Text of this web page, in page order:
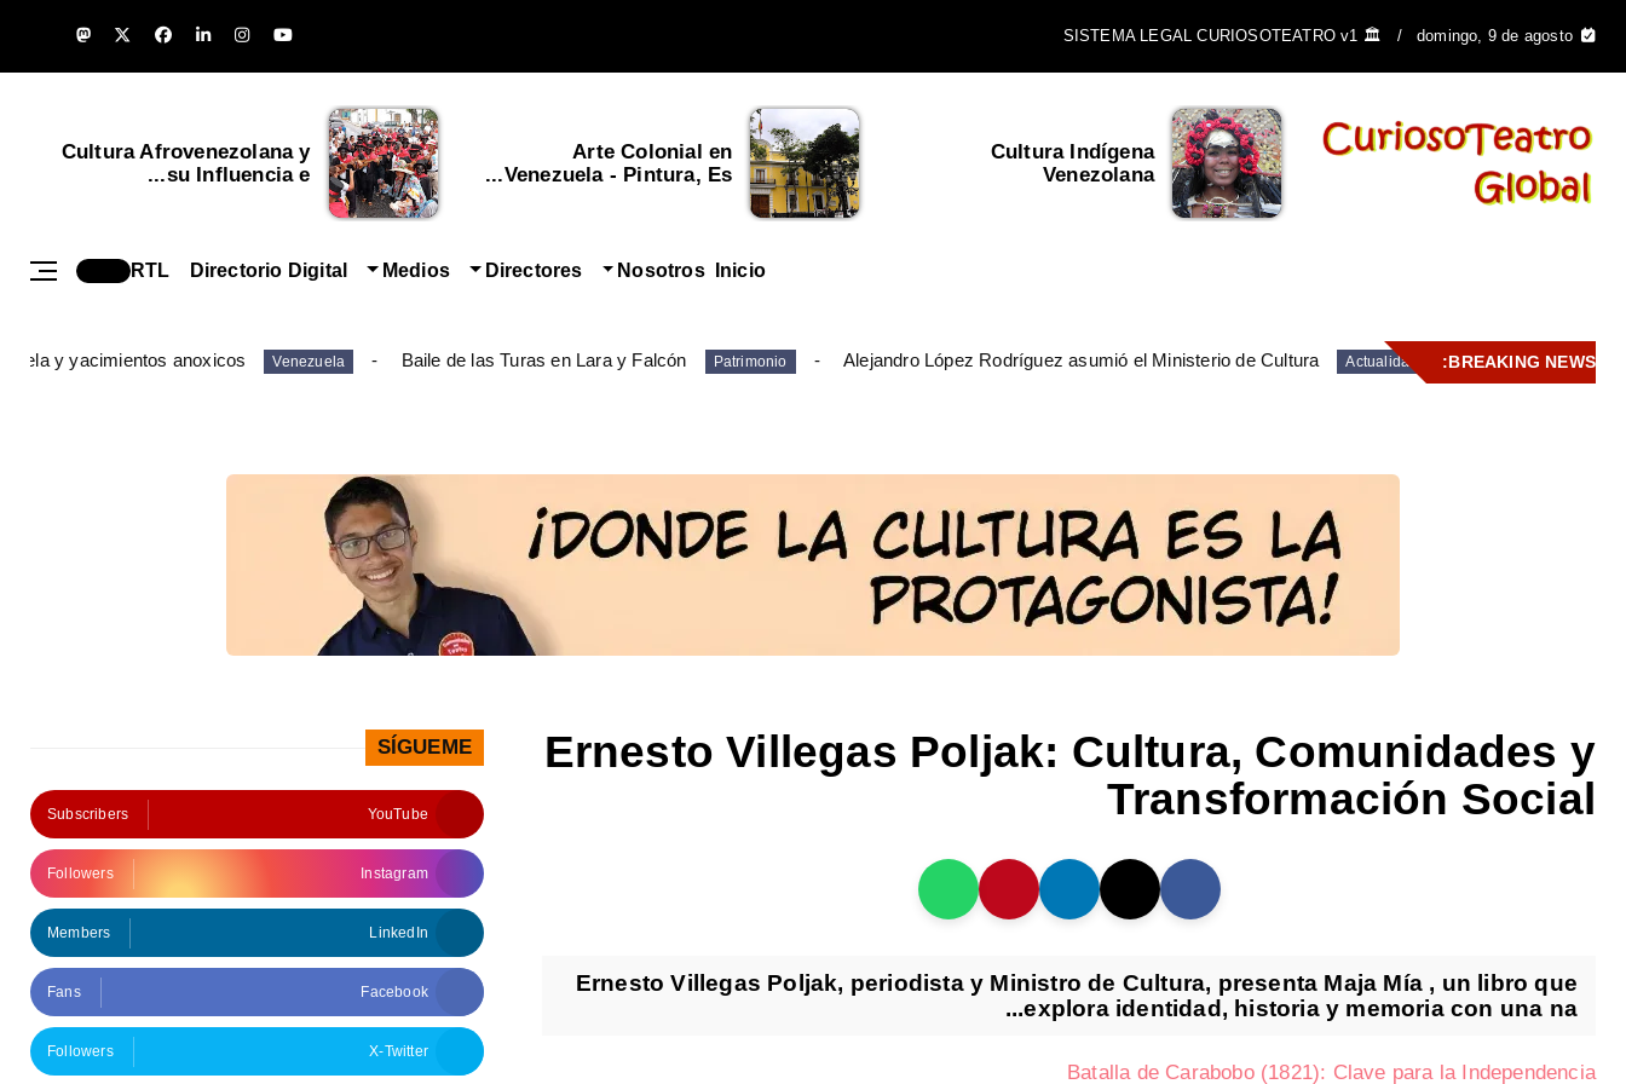
domingo, 9 de agosto
🏛️ SISTEMA LEGAL CURIOSOTEATRO v1
Cultura Afrovenezolana y
su Influencia e...
Arte Colonial en
Venezuela - Pintura, Es...
Cultura Indígena
Venezolana
El Escudo de Venezuela y
su importancia ...
Inicio
Nosotros
Directores
Medios
Directorio Digital
RTL
BREAKING NEWS:
Actualidad
Alejandro López Rodríguez asumió el Ministerio de Cultura
Patrimonio
Baile de las Turas en Lara y Falcón
Venezuela
y yacimientos anoxicos
Ernesto Villegas Poljak: Cultura, Comunidades y
Transformación Social
Ernesto Villegas Poljak, periodista y Ministro de Cultura, presenta Maja Mía , un libro que
explora identidad, historia y memoria con una na...
Batalla de Carabobo (1821): Clave para la Independencia
SÍGUEME
YouTube
Subscribers
Instagram
Followers
LinkedIn
Members
Facebook
Fans
X-Twitter
Followers